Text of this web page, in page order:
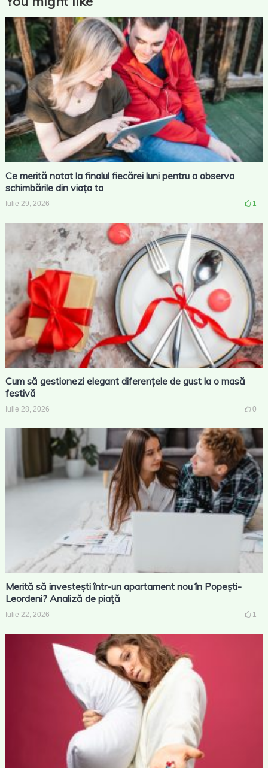
Ce merită notat la finalul fiecărei luni pentru a observa
schimbările din viața ta
Iulie 29, 2026 1
Cum să gestionezi elegant diferențele de gust la o masă
festivă
Iulie 28, 2026 0
Merită să investești într-un apartament nou în Popești-
Leordeni? Analiză de piață
Iulie 22, 2026 1